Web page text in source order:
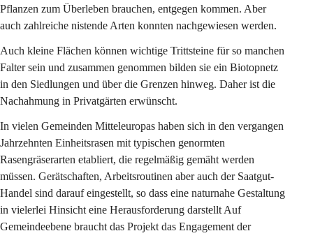
Pflanzen zum Überleben brauchen, entgegen kommen. Aber
auch zahlreiche nistende Arten konnten nachgewiesen werden.
Auch kleine Flächen können wichtige Trittsteine für so manchen
Falter sein und zusammen genommen bilden sie ein Biotopnetz
in den Siedlungen und über die Grenzen hinweg. Daher ist die
Nachahmung in Privatgärten erwünscht.
In vielen Gemeinden Mitteleuropas haben sich in den vergangen
Jahrzehnten Einheitsrasen mit typischen genormten
Rasengräserarten etabliert, die regelmäßig gemäht werden
müssen. Gerätschaften, Arbeitsroutinen aber auch der Saatgut-
Handel sind darauf eingestellt, so dass eine naturnahe Gestaltung
in vielerlei Hinsicht eine Herausforderung darstellt Auf
Gemeindeebene braucht das Projekt das Engagement der